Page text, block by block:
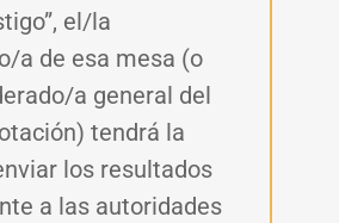
el/la
a de esa mesa (o
a general del
tendrá la
los resultados
a las autoridades